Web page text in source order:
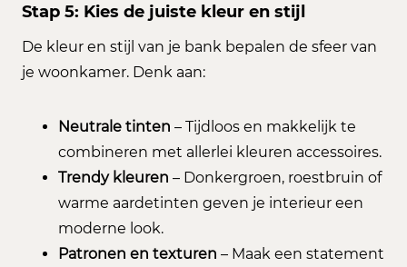
Stap 5: Kies de juiste kleur en stijl
De kleur en stijl van je bank bepalen de sfeer van
je woonkamer. Denk aan:
Neutrale tinten – Tijdloos en makkelijk te
combineren met allerlei kleuren accessoires.
Trendy kleuren – Donkergroen, roestbruin of
warme aardetinten geven je interieur een
moderne look.
Patronen en texturen – Maak een statement